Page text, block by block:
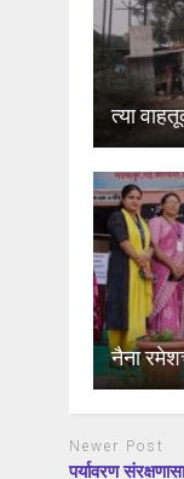
त्या
नैना
Newer Post
पर्यावरण